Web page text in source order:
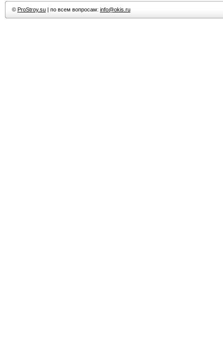
© ProStroy.su| по всем вопросам: info@okis.ru